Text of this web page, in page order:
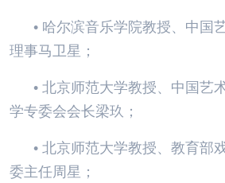
• 哈尔滨音乐学院教授、中国
理事马卫星；
• 北京师范大学教授、中国艺
学专委会会长梁玖；
• 北京师范大学教授、教育部
委主任周星；